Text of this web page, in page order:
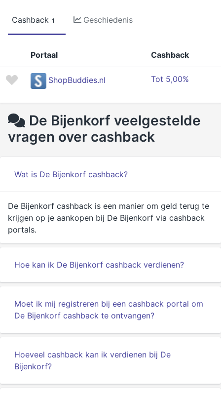
Cashback 1 Geschiedenis
Portaal Cashback
ShopBuddies.nl Tot 5,00%
De Bijenkorf veelgestelde
vragen over cashback
Wat is De Bijenkorf cashback?
De Bijenkorf cashback is een manier om geld terug te
krijgen op je aankopen bij De Bijenkorf via cashback
portals.
Hoe kan ik De Bijenkorf cashback verdienen?
Moet ik mij registreren bij een cashback portal om
De Bijenkorf cashback te ontvangen?
Hoeveel cashback kan ik verdienen bij De
Bijenkorf?